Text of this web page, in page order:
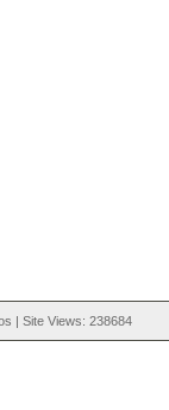
| Site Views: 238684